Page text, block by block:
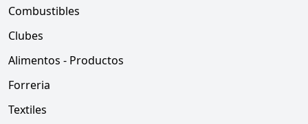
Combustibles
Clubes
Alimentos - Productos
Forreria
Textiles